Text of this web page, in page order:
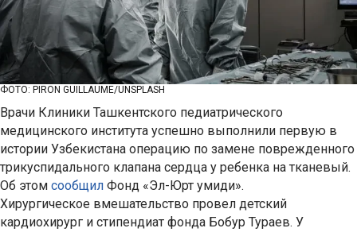
ФОТО: PIRON GUILLAUME/UNSPLASH
Врачи Клиники Ташкентского педиатрического
медицинского института успешно выполнили первую в
истории Узбекистана операцию по замене поврежденного
трикуспидального клапана сердца у ребенка на тканевый.
Об этом сообщил Фонд «Эл-Юрт умиди».
Хирургическое вмешательство провел детский
кардиохирург и стипендиат фонда Бобур Тураев. У